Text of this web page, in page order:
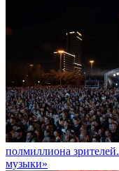
полмиллиона
музыки»